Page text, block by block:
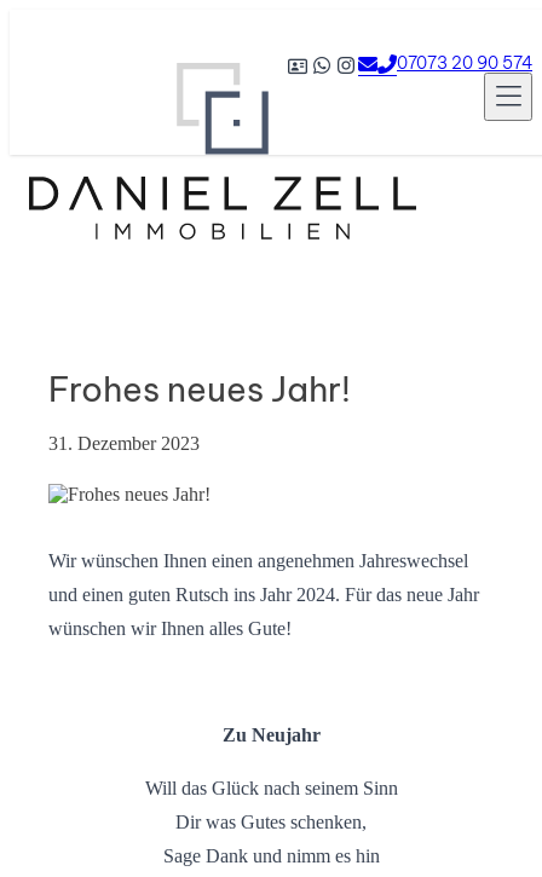
07073 20 90 574
Frohes neues Jahr!
31. Dezember 2023
Wir wünschen Ihnen einen angenehmen Jahreswechsel
und einen guten Rutsch ins Jahr 2024. Für das neue Jahr
wünschen wir Ihnen alles Gute!
Zu Neujahr
Will das Glück nach seinem Sinn
Dir was Gutes schenken,
Sage Dank und nimm es hin